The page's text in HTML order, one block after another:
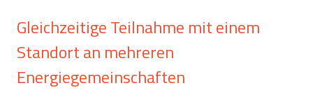
Gleichzeitige Teilnahme mit einem
Standort an mehreren
Energiegemeinschaften